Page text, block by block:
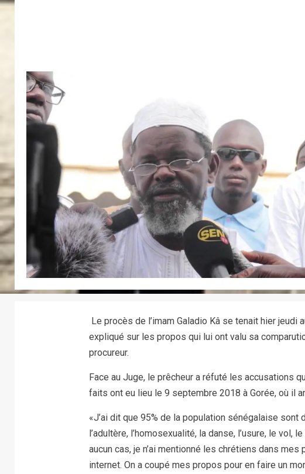
Le procès de l’imam Galadio Kâ se tenait hier jeudi
expliqué sur les propos qui lui ont valu sa
procureur.
Face au Juge, le prêcheur a réfuté les accusations
faits ont eu lieu le 9 septembre 2018 à Gorée, où il
«J’ai dit que 95% de la population sénégalaise
l’adultère, l’homosexualité, la danse, l’usure, le vol,
aucun cas, je n’ai mentionné les chrétiens dans
internet. On a coupé mes propos pour en faire un